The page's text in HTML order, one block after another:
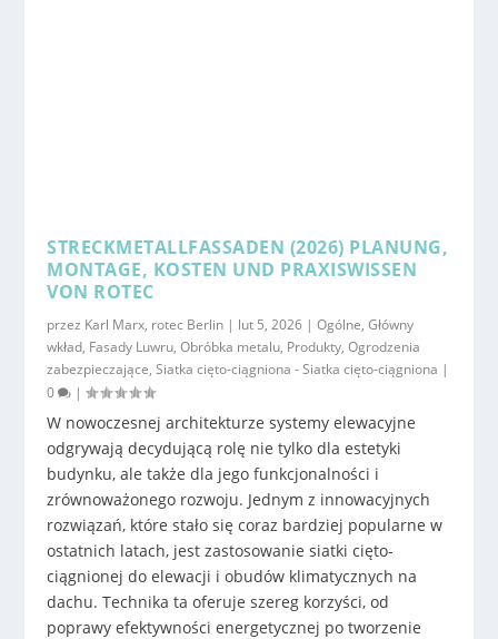
STRECKMETALLFASSADEN (2026) PLANUNG,
MONTAGE, KOSTEN UND PRAXISWISSEN
VON ROTEC
przez Karl Marx, rotec Berlin | lut 5, 2026 |Ogólne,Główny
wkład, Fasady Luwru,Obróbka metalu, Produkty,Ogrodzenia
zabezpieczające,Siatka cięto-ciągniona - Siatka cięto-ciągniona |
0
|
W nowoczesnej architekturze systemy elewacyjne
odgrywają decydującą rolę nie tylko dla estetyki
budynku, ale także dla jego funkcjonalności i
zrównoważonego rozwoju. Jednym z innowacyjnych
rozwiązań, które stało się coraz bardziej popularne w
ostatnich latach, jest zastosowanie siatki cięto-
ciągnionej do elewacji i obudów klimatycznych na
dachu. Technika ta oferuje szereg korzyści, od
poprawy efektywności energetycznej po tworzenie